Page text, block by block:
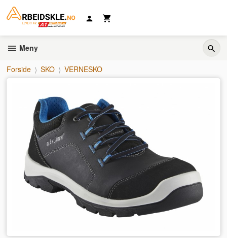
innholdet
Meny
Forside SKO VERNESKO